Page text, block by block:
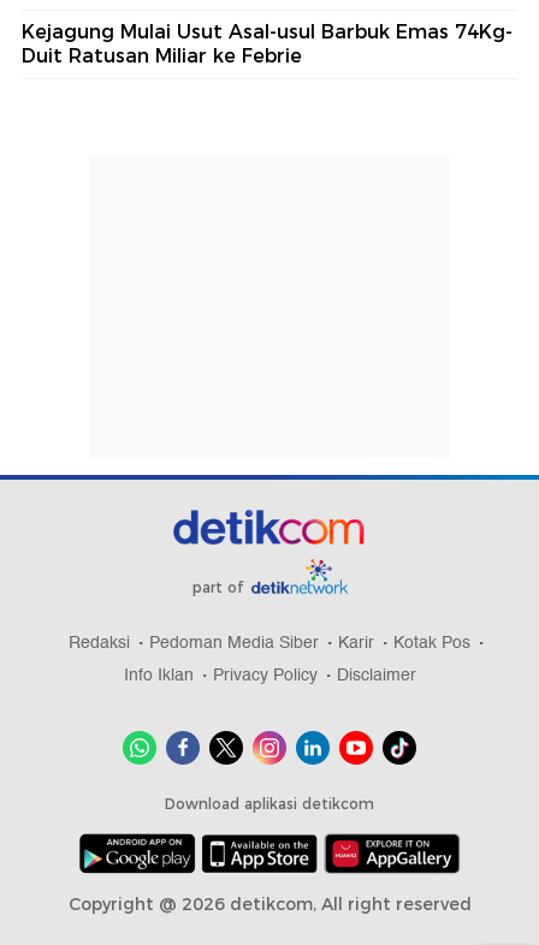
Kejagung Mulai Usut Asal-usul Barbuk Emas 74Kg-
Duit Ratusan Miliar ke Febrie
part of
Redaksi Pedoman Media Siber Karir
Kotak Pos
Info Iklan
Privacy Policy Disclaimer
Download aplikasi detikcom
Copyright @ 2026 detikcom, All right reserved